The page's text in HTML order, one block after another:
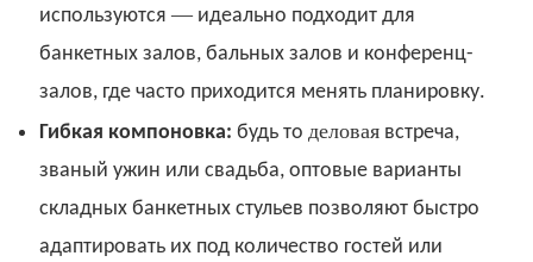
используются — идеально подходит для
банкетных залов, бальных залов и конференц-
залов, где часто приходится менять планировку.
Гибкая компоновка: будь то деловая встреча,
званый ужин или свадьба, оптовые варианты
складных банкетных стульев позволяют быстро
адаптировать их под количество гостей или